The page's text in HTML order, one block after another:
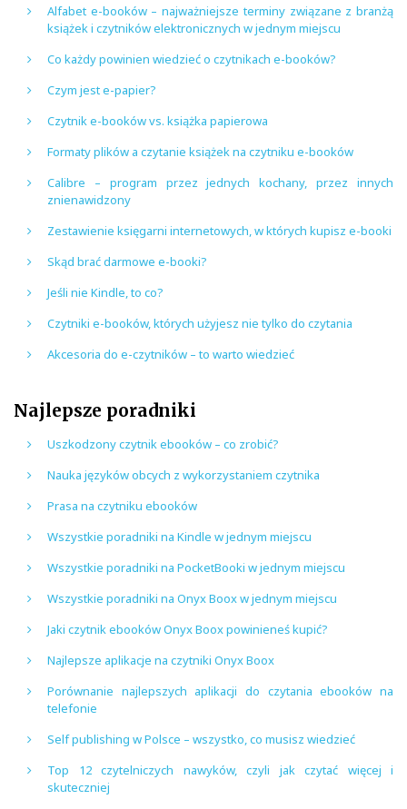
Alfabet e-booków – najważniejsze terminy związane z branżą
książek i czytników elektronicznych w jednym miejscu
Co każdy powinien wiedzieć o czytnikach e-booków?
Czym jest e-papier?
Czytnik e-booków vs. książka papierowa
Formaty plików a czytanie książek na czytniku e-booków
Calibre – program przez jednych kochany, przez innych
znienawidzony
Zestawienie księgarni internetowych, w których kupisz e-booki
Skąd brać darmowe e-booki?
Jeśli nie Kindle, to co?
Czytniki e-booków, których użyjesz nie tylko do czytania
Akcesoria do e-czytników – to warto wiedzieć
Najlepsze poradniki
Uszkodzony czytnik ebooków – co zrobić?
Nauka języków obcych z wykorzystaniem czytnika
Prasa na czytniku ebooków
Wszystkie poradniki na Kindle w jednym miejscu
Wszystkie poradniki na PocketBooki w jednym miejscu
Wszystkie poradniki na Onyx Boox w jednym miejscu
Jaki czytnik ebooków Onyx Boox powinieneś kupić?
Najlepsze aplikacje na czytniki Onyx Boox
Porównanie najlepszych aplikacji do czytania ebooków na
telefonie
Self publishing w Polsce – wszystko, co musisz wiedzieć
Top 12 czytelniczych nawyków, czyli jak czytać więcej i
skuteczniej